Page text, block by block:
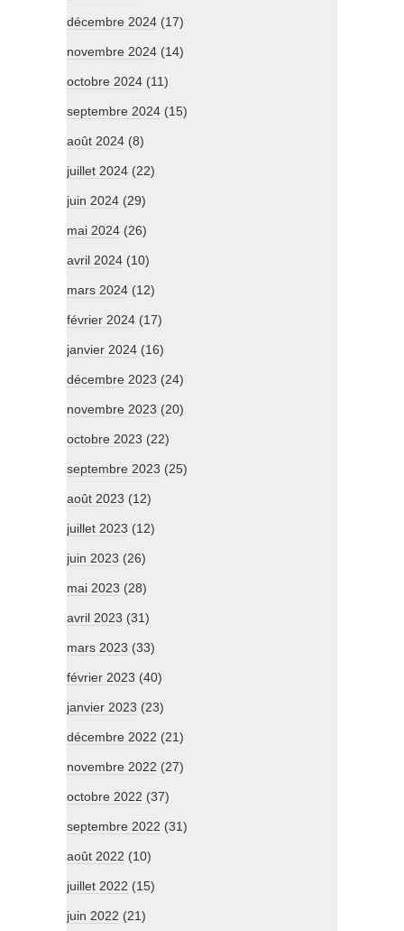
décembre 2024 (17)
novembre 2024 (14)
octobre 2024 (11)
septembre 2024 (15)
août 2024 (8)
juillet 2024 (22)
juin 2024 (29)
mai 2024 (26)
avril 2024 (10)
mars 2024 (12)
février 2024 (17)
janvier 2024 (16)
décembre 2023 (24)
novembre 2023 (20)
octobre 2023 (22)
septembre 2023 (25)
août 2023 (12)
juillet 2023 (12)
juin 2023 (26)
mai 2023 (28)
avril 2023 (31)
mars 2023 (33)
février 2023 (40)
janvier 2023 (23)
décembre 2022 (21)
novembre 2022 (27)
octobre 2022 (37)
septembre 2022 (31)
août 2022 (10)
juillet 2022 (15)
juin 2022 (21)